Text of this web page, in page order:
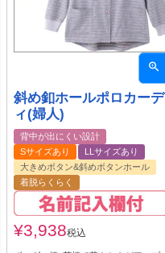
斜め釦ホールポロカーデ
ィ(婦人)
背中が出にくい設計
Sサイズあり
LLサイズあり
大きめボタン&斜めボタンホール
着脱らくらく
¥3,938税込